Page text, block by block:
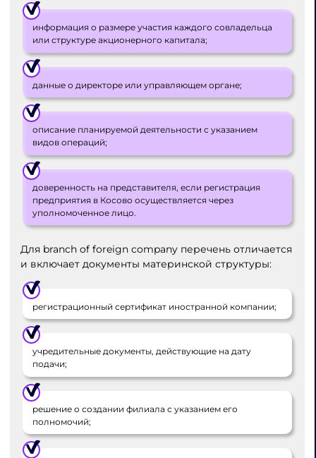
информация о размере участия каждого совладельца
или структуре акционерного капитала;
данные о директоре или управляющем органе;
описание планируемой деятельности с указанием
видов операций;
доверенность на представителя, если регистрация
предприятия в Косово осуществляется через
уполномоченное лицо.
Для branch of foreign company перечень отличается
и включает документы материнской структуры:
регистрационный сертификат иностранной компании;
учредительные документы, действующие на дату
подачи;
решение о создании филиала с указанием его
полномочий;